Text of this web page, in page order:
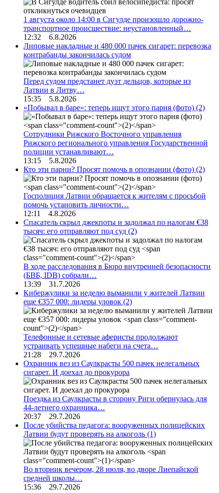
1 августа около 14:00 в Сигулде произошло дорожно-
транспортное происшествие: неустановленный…
12:32 6.8.2026
Липовые накладные и 480 000 пачек сигарет: перевозка
контрабанды закончилась судом
Перед судом предстанет дуэт дельцов, которые из
Латвии в Литву…
15:35 5.8.2026
«Побывал в баре»: теперь ищут этого парня (фото) (2)
Сотрудники Рижского Восточного управления
Рижского регионального управления Государственной
полиции устанавливают…
13:15 5.8.2026
Кто эти парни? Просят помочь в опознании (фото) (2)
Госполиция Латвии обращается к жителям с просьбой
помочь установить личности…
12:11 4.8.2026
Спасатель скрыл джекпоты и задолжал по налогам €38
тысяч: его отправляют под суд (2)
В ходе расследования в Бюро внутренней безопасности
(БВБ, IDB) собрали…
13:39 31.7.2026
Кибержулики за неделю выманили у жителей Латвии
еще €357 000: лидеры уловок (2)
Телефонные и сетевые аферисты продолжают
устраивать успешные набеги на счета…
21:28 29.7.2026
Охранник вез из Саулкрасты 500 пачек нелегальных
сигарет. И доехал до прокурора
Поездка из Саулкрасты в сторону Риги обернулась для
44-летнего охранника…
20:37 29.7.2026
После убийства педагога: вооруженных полицейских
Латвии будут проверять на алкоголь (1)
Во вторник вечером, 28 июля, во дворе Лиепайской
средней школы…
15:36 29.7.2026